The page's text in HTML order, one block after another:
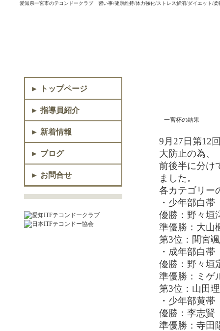
愛知県一宮市のテコンドークラブ 習い事/健康維持/体力強化/ストレス解消/ダイエッ
► トップページ
► 指導員紹介
► 新着情報
► ブログ
► お問合せ
一宮杯の結果
9月27日第12
大防止の為、
前後半に分け
ました。
各カテゴリー
・少年部白帯
優勝：野々垣
準優勝：大山
第3位：間宮
・成年部白帯
優勝：野々垣
準優勝：ミゲ
第3位：山田
・少年部黄帯
優勝：李志賢
準優勝：寺田